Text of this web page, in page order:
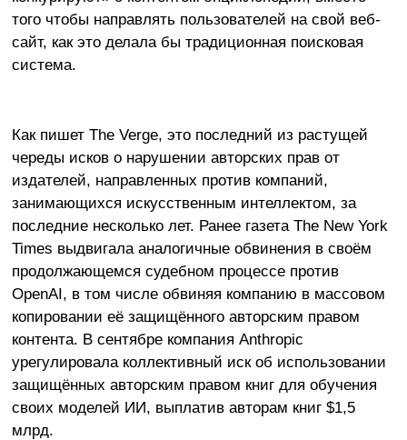
того чтобы направлять пользователей на свой веб-
сайт, как это делала бы традиционная поисковая
система.
Как пишет The Verge, это последний из растущей
череды исков о нарушении авторских прав от
издателей, направленных против компаний,
занимающихся искусственным интеллектом, за
последние несколько лет. Ранее газета The New York
Times выдвигала аналогичные обвинения в своём
продолжающемся судебном процессе против
OpenAI, в том числе обвиняя компанию в массовом
копировании её защищённого авторским правом
контента. В сентябре компания Anthropic
урегулировала коллективный иск об использовании
защищённых авторским правом книг для обучения
своих моделей ИИ, выплатив авторам книг $1,5
млрд.